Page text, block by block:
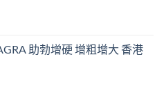
助勃增硬 增粗增大 香港